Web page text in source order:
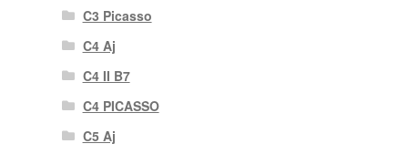
C3 Picasso
C4 Aj
C4 II B7
C4 PICASSO
C5 Aj